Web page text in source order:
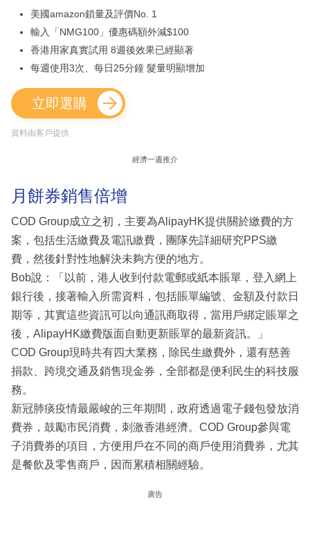
美國amazon鎖量及評價No. 1
輸入「NMG100」優惠碼額外減$100
香港用家真實試用 8週後效果已經顯著
每週使用3次、每日25分鐘 髮量明顯增加
立即選購
資料由客戶提供
經濟一週推介
月餅券銷售倍增
COD Group成立之初，主要為AlipayHK提供關於繳費的方
案，包括生活繳費及電訊繳費，團隊先詳細研究PPS繳
費，然後針對性地解決未夠方便的地方。
Bob說：「以前，港人收到付款電郵或紙本賬單，登入網上
銀行後，接著輸入所需資料，包括賬單編號、金額及付款日
期等，其實這些資訊可以向通訊商取得，當用戶綁定賬單之
後，AlipayHK繳費版面自動更新賬單的最新資訊。」
COD Group現時共有四大業務，除民生繳費外，還有慈善
捐款、跨境交通及銷售現金券，全部都是便利民生的科技服
務。
新冠肺痰疫情最嚴峻的三年期間，政府透過電子錢包發放消
費券，鼓勵市民消費，刺激香港經濟。COD Group參與電
子消費券的項目，方便用戶在不同的商戶使用消費券，尤其
是餐飲及零售商戶，因而累積相關經驗。
廣告